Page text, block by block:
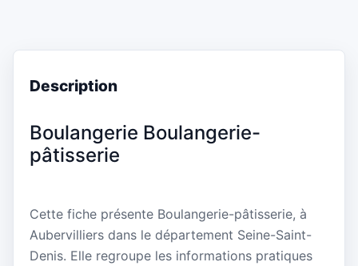
Description
Boulangerie Boulangerie-
pâtisserie
Cette fiche présente Boulangerie-pâtisserie, à
Aubervilliers dans le département Seine-Saint-
Denis. Elle regroupe les informations pratiques